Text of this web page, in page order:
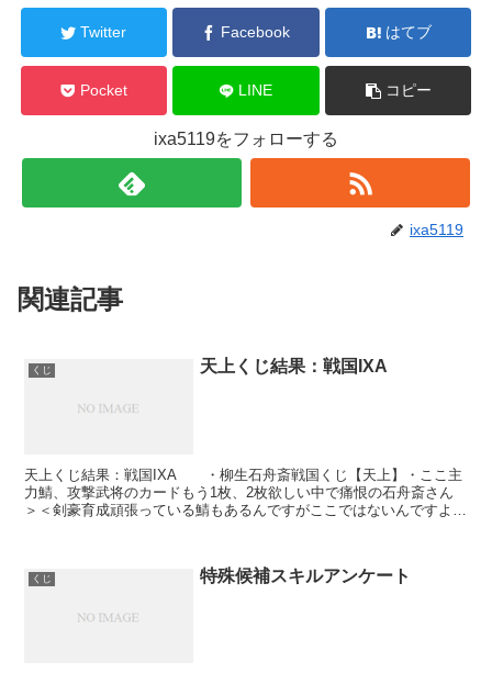
Twitter Facebook はてブ
Pocket LINE コピー
ixa5119をフォローする
ixa5119
関連記事
くじ 天上くじ結果：戦国IXA
天上くじ結果：戦国IXA ・柳生石舟斎戦国くじ【天上】・ここ主
力鯖、攻撃武将のカードもう1枚、2枚欲しい中で痛恨の石舟斎さん
＞＜剣豪育成頑張っている鯖もあるんですがここではないんですよ
くじ 特殊候補スキルアンケート